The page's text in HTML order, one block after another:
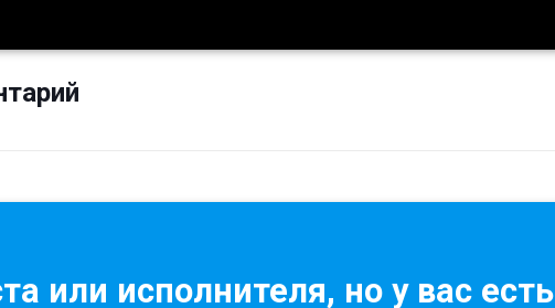
или исполнителя, но у вас есть